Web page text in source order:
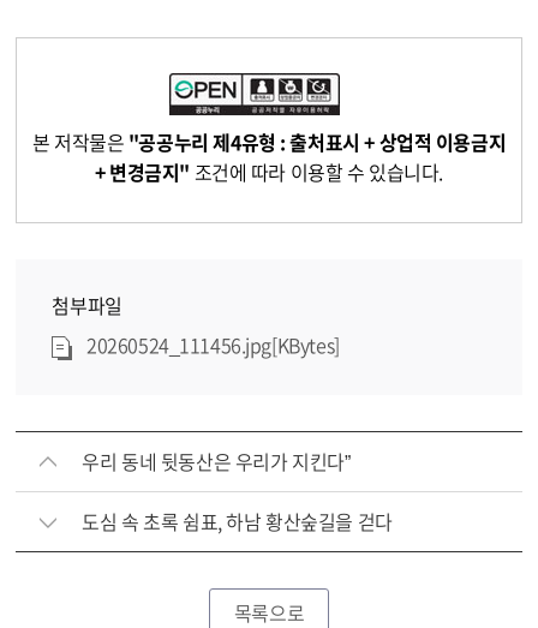
본 저작물은 "공공누리 제4유형 : 출처표시 + 상업적 이용금지
+ 변경금지" 조건에 따라 이용할 수 있습니다.
첨부파일
20260524_111456.jpg[KBytes]
우리 동네 뒷동산은 우리가 지킨다”
도심 속 초록 쉼표, 하남 황산숲길을 걷다
목록으로